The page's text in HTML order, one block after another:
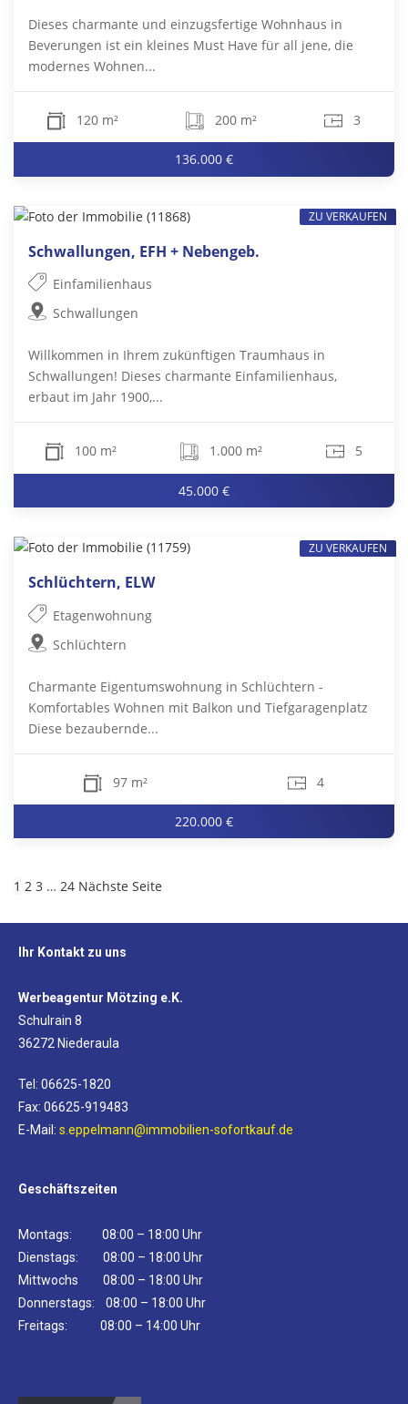
Dieses charmante und einzugsfertige Wohnhaus in
Beverungen ist ein kleines Must Have für all jene, die
modernes Wohnen...
120 m² 200 m² 3
136.000 €
Schwallungen, EFH + Nebengeb.
Einfamilienhaus
Schwallungen
Willkommen in Ihrem zukünftigen Traumhaus in
Schwallungen! Dieses charmante Einfamilienhaus,
erbaut im Jahr 1900,...
100 m² 1.000 m² 5
45.000 €
ZU VERKAUFEN
Schlüchtern, ELW
Etagenwohnung
Schlüchtern
Charmante Eigentumswohnung in Schlüchtern -
Komfortables Wohnen mit Balkon und Tiefgaragenplatz
Diese bezaubernde...
97 m² 4
220.000 €
ZU VERKAUFEN
1 2 3 … 24 Nächste Seite
Ihr Kontakt zu uns
Werbeagentur Mötzing e.K.
Schulrain 8
36272 Niederaula
Tel: 06625-1820
Fax: 06625-919483
E-Mail: s.eppelmann@immobilien-sofortkauf.de
Geschäftszeiten
Montags: 08:00 – 18:00 Uhr
Dienstags: 08:00 – 18:00 Uhr
Mittwochs 08:00 – 18:00 Uhr
Donnerstags: 08:00 – 18:00 Uhr
Freitags: 08:00 – 14:00 Uhr